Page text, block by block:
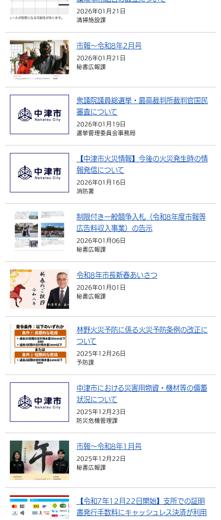
2026年01月21日
清掃施設課
市報～令和8年2月号
2026年01月21日
秘書広報課
衆議院議員総選挙・最高裁判所裁判官国民
審査について
2026年01月19日
選挙管理委員会事務局
【中津市火災情報】今後の火災発生時の情
報発信について
2026年01月16日
消防署
制限付き一般競争入札（令和8年度市報等
広告料収入事業）の告示
2026年01月06日
秘書広報課
令和8年市長新春あいさつ
2026年01月01日
秘書広報課
林野火災予防に係る火災予防条例の改正に
ついて
2025年12月26日
予防課
中津市における災害用物資・機材等の備蓄
状況について
2025年12月23日
防災危機管理課
市報～令和8年1月号
2025年12月22日
秘書広報課
【令和7年12月22日開始】支所での証明
書発行手数料にキャッシュレス決済が利用